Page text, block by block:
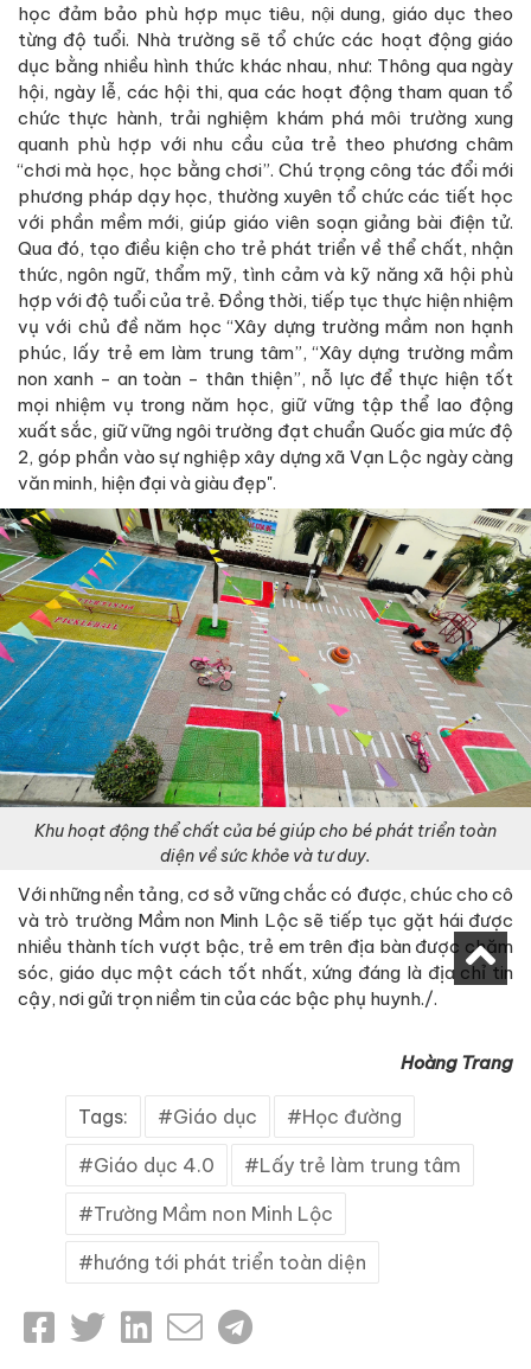
học đảm bảo phù hợp mục tiêu, nội dung, giáo dục theo
từng độ tuổi. Nhà trường sẽ tổ chức các hoạt động giáo
dục bằng nhiều hình thức khác nhau, như: Thông qua ngày
hội, ngày lễ, các hội thi, qua các hoạt động tham quan tổ
chức thực hành, trải nghiệm khám phá môi trường xung
quanh phù hợp với nhu cầu của trẻ theo phương châm
“chơi mà học, học bằng chơi”. Chú trọng công tác đổi mới
phương pháp dạy học, thường xuyên tổ chức các tiết học
với phần mềm mới, giúp giáo viên soạn giảng bài điện tử.
Qua đó, tạo điều kiện cho trẻ phát triển về thể chất, nhận
thức, ngôn ngữ, thẩm mỹ, tình cảm và kỹ năng xã hội phù
hợp với độ tuổi của trẻ. Đồng thời, tiếp tục thực hiện nhiệm
vụ với chủ đề năm học “Xây dựng trường mầm non hạnh
phúc, lấy trẻ em làm trung tâm”, “Xây dựng trường mầm
non xanh - an toàn - thân thiện”, nỗ lực để thực hiện tốt
mọi nhiệm vụ trong năm học, giữ vững tập thể lao động
xuất sắc, giữ vững ngôi trường đạt chuẩn Quốc gia mức độ
2, góp phần vào sự nghiệp xây dựng xã Vạn Lộc ngày càng
văn minh, hiện đại và giàu đẹp".
Khu hoạt động thể chất của bé giúp cho bé phát triển toàn
diện về sức khỏe và tư duy.
Với những nền tảng, cơ sở vững chắc có được, chúc cho cô
và trò trường Mầm non Minh Lộc sẽ tiếp tục gặt hái được
nhiều thành tích vượt bậc, trẻ em trên địa bàn được chăm
sóc, giáo dục một cách tốt nhất, xứng đáng là địa chỉ tin
cậy, nơi gửi trọn niềm tin của các bậc phụ huynh./.
Hoàng Trang
Tags: Giáo dục Học đường
Giáo dục 4.0 Lấy trẻ làm trung tâm
Trường Mầm non Minh Lộc
hướng tới phát triển toàn diện